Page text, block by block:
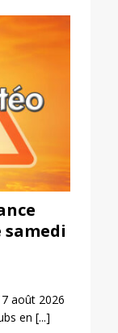
août 2026
en [...]